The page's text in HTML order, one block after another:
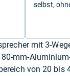
selbst,
mit 3-
mm-
von 20